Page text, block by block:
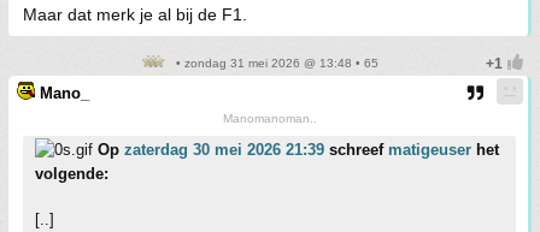
Maar dat merk je al bij de F1.
• zondag 31 mei 2026 @ 13:48 • 65
Mano_
Manomanoman..
Op zaterdag 30 mei 2026 21:39 schreef matigeuser het
volgende:
[..]